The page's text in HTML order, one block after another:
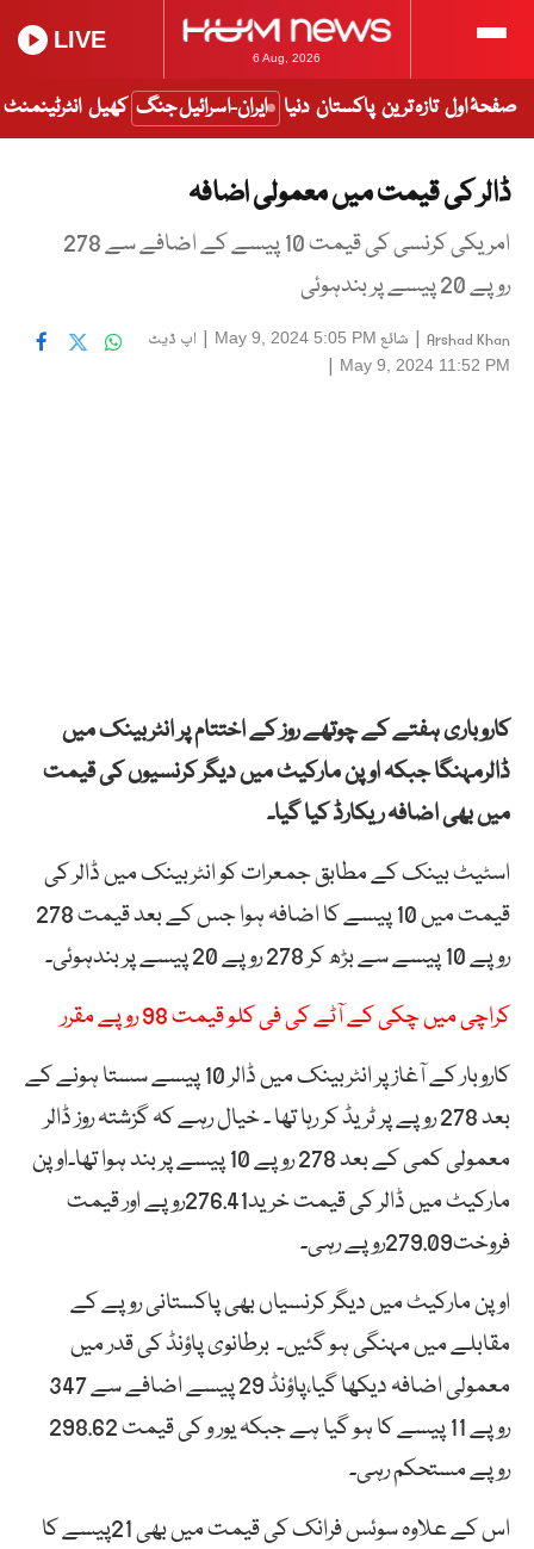
6 Aug, 2026
LIVE
صفحۂ اول تازہ ترین پاکستان دنیا ایران-اسرائیل جنگ کھیل انٹرٹینمنٹ
ڈالر کی قیمت میں معمولی اضافہ
امریکی کرنسی کی قیمت 10 پیسے کے اضافے سے 278
روپے 20 پیسے پر بندہوئی
Arshad Khan
| شائع May 9, 2024 5:05 PM
| اپ ڈیٹ
May 9, 2024 11:52 PM
|
کاروباری ہفتے کے چوتھے روز کے اختتام پر انٹربینک میں
ڈالرمہنگا جبکہ اوپن مارکیٹ میں دیگر کرنسیوں کی قیمت
میں بھی اضافہ ریکارڈ کیا گیا۔
اسٹیٹ بینک کے مطابق جمعرات کو انٹربینک میں ڈالر کی
قیمت میں 10 پیسے کا اضافہ ہوا جس کے بعد قیمت 278
روپے 10 پیسے سے بڑھ کر 278 روپے 20 پیسے پر بندہوئی۔
کراچی میں چکی کے آٹے کی فی کلو قیمت 98 روپے مقرر
کاروبار کے آغاز پر انٹربینک میں ڈالر 10 پیسے سستا ہونے کے
بعد 278 روپے پر ٹریڈ کر رہا تھا ۔ خیال رہے کہ گزشتہ روز ڈالر
معمولی کمی کے بعد 278 روپے 10 پیسے پر بند ہوا تھا۔اوپن
مارکیٹ میں ڈالر کی قیمت خرید276.41روپے اور قیمت
فروخت279.09روپے رہی۔
او پن مارکیٹ میں دیگر کرنسیاں بھی پاکستانی روپے کے
مقابلے میں مہنگی ہو گئیں۔ برطانوی پاؤنڈ کی قدر میں
معمولی اضافہ دیکھا گیا،پاؤنڈ 29 پیسے اضافے سے 347
روپے 11 پیسے کا ہو گیا ہے جبکہ یور و کی قیمت 298.62
روپے مستحکم رہی۔
اس کے علاوہ سوئس فرانک کی قیمت میں بھی 21پیسے کا